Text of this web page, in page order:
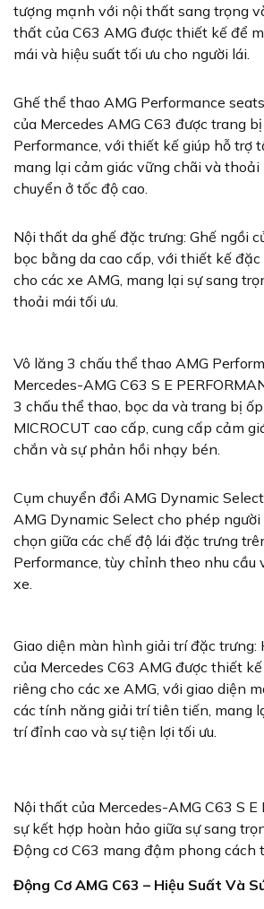
tượng mạnh với nội thất sang trọng
thất của C63 AMG được thiết kế để
mái và hiệu suất tối ưu cho người lái.
Ghế thể thao AMG Performance
của Mercedes AMG C63 được trang
Performance, với thiết kế giúp hỗ trợ
mang lại cảm giác vững chãi và
chuyển ở tốc độ cao.
Nội thất da ghế đặc trưng: Ghế ngồi
bọc bằng da cao cấp, với thiết kế
cho các xe AMG, mang lại sự sang
thoải mái tối ưu.
Vô lăng 3 chấu thể thao AMG
Mercedes-AMG C63 S E
3 chấu thể thao, bọc da và trang bị
MICROCUT cao cấp, cung cấp cảm
chắn và sự phản hồi nhạy bén.
Cụm chuyển đổi AMG Dynamic
AMG Dynamic Select cho phép
chọn giữa các chế độ lái đặc trưng
Performance, tùy chỉnh theo nhu cầu
xe.
Giao diện màn hình giải trí đặc trưng:
của Mercedes C63 AMG được thiết
riêng cho các xe AMG, với giao diện
các tính năng giải trí tiên tiến, mang
trí đỉnh cao và sự tiện lợi tối ưu.
Nội thất của Mercedes-AMG C63 S E
sự kết hợp hoàn hảo giữa sự sang
Động cơ C63 mang đậm phong cách
Động Cơ AMG C63 – Hiệu Suất Và